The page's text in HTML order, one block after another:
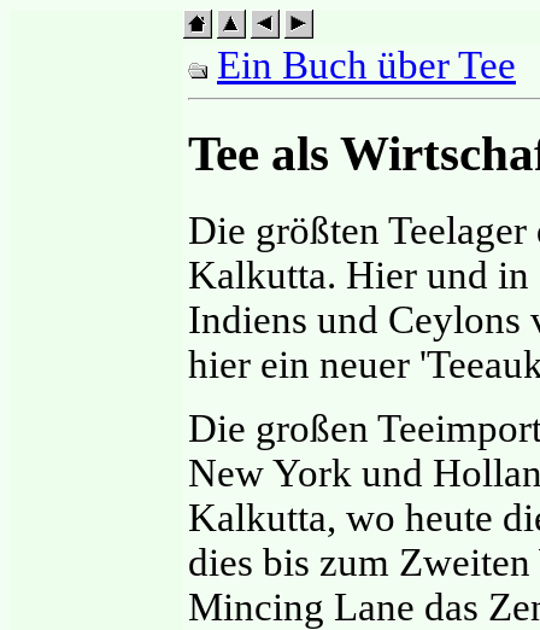
Ein Buch über Tee
Tee als
Die größten
Kalkutta. Hier und in
Indiens und Ceylons
hier ein neuer
Die großen
New York und
Kalkutta, wo heute
dies bis zum
Mincing Lane das